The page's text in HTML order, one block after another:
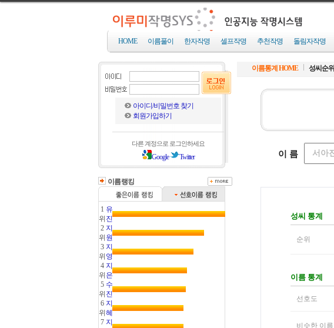
HOME 이름풀이 한자작명 셀프작명 추천작명 돌림자작명
아이디/비밀번호 찾기
회원가입하기
다른 계정으로 로그인하세요
Google Twitter
이름랭킹
1
위
유
진
2
위
지
원
3
위
지
영
4
위
지
은
5
위
수
진
6
위
지
혜
7 지
이름통계 HOME 성씨순위